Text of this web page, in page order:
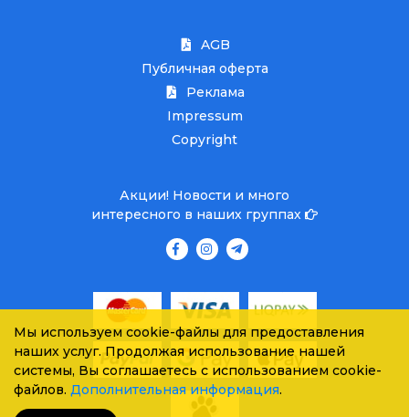
AGB
Публичная оферта
Реклама
Impressum
Copyright
Акции! Новости и много
интересного в наших группах
Мы используем cookie-файлы для предоставления
наших услуг. Продолжая использование нашей
системы, Вы соглашаетесь с использованием cookie-
файлов. Дополнительная информация.